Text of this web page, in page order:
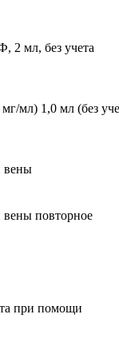
2 мл, без учета
мл) 1,0 мл (без
вены
вены повторное
при помощи